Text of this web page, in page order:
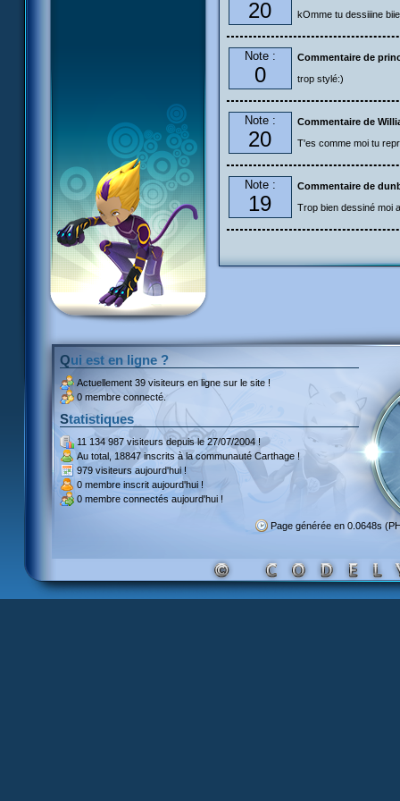
20
kOmme tu dessiiine
Note :
0
Commentaire de
trop stylé:)
Note :
20
Commentaire de
T'es comme moi tu
Note :
19
Commentaire de
Trop bien dessiné moi
Qui est en ligne ?
Actuellement 39 visiteurs en ligne sur le site !
0 membre connecté.
Statistiques
11 134 987 visiteursdepuis le 27/07/2004 !
Au total, 18847 inscritsà la communauté Carthage !
979 visiteurs aujourd'hui !
0 membre inscrit aujourd'hui !
0 membre connectés aujourd'hui !
Page générée en 0.0648s